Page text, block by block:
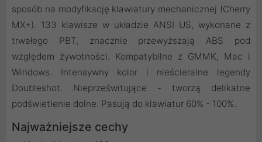
sposób na modyfikację klawiatury mechanicznej (Cherry
MX+). 133 klawisze w układzie ANSI US, wykonane z
trwałego PBT, znacznie przewyższają ABS pod
względem żywotności. Kompatybilne z GMMK, Mac i
Windows. Intensywny kolor i nieścieralne legendy
Doubleshot. Nieprześwitujące - tworzą delikatne
podświetlenie dolne. Pasują do klawiatur 60% - 100%.
Najważniejsze cechy